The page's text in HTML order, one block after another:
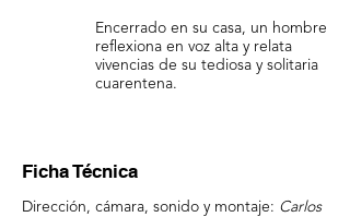
Encerrado en su casa, un hombre
reflexiona en voz alta y relata
vivencias de su tediosa y solitaria
cuarentena.
Ficha Técnica
Dirección, cámara, sonido y montaje: Carlos